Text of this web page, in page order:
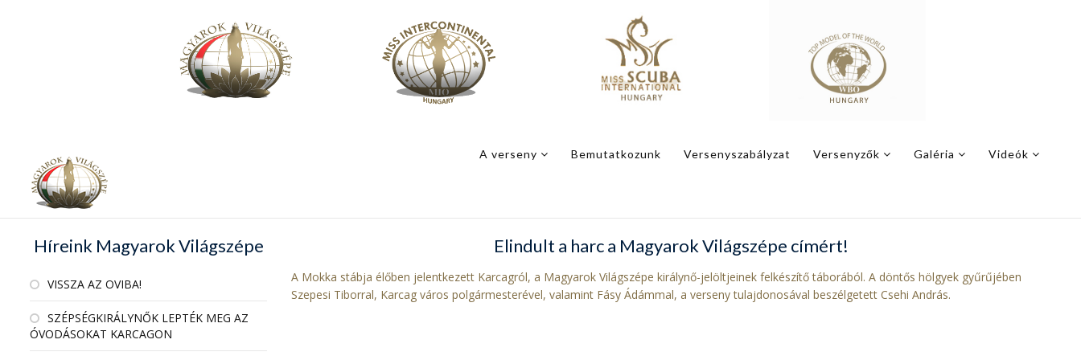
A verseny Bemutatkozunk Versenyszabályzat Versenyzők Galéria Videók
Híreink Magyarok Világszépe
VISSZA AZ OVIBA!
SZÉPSÉGKIRÁLYNŐK LEPTÉK MEG AZ
ÓVODÁSOKAT KARCAGON
Elindult a harc a Magyarok Világszépe címért!
A Mokka stábja élőben jelentkezett Karcagról, a Magyarok Világszépe királynő-jelöltjeinek felkészítő táborából. A döntős hölgyek gyűrűjében
Szepesi Tiborral, Karcag város polgármesterével, valamint Fásy Ádámmal, a verseny tulajdonosával beszélgetett Csehi András.